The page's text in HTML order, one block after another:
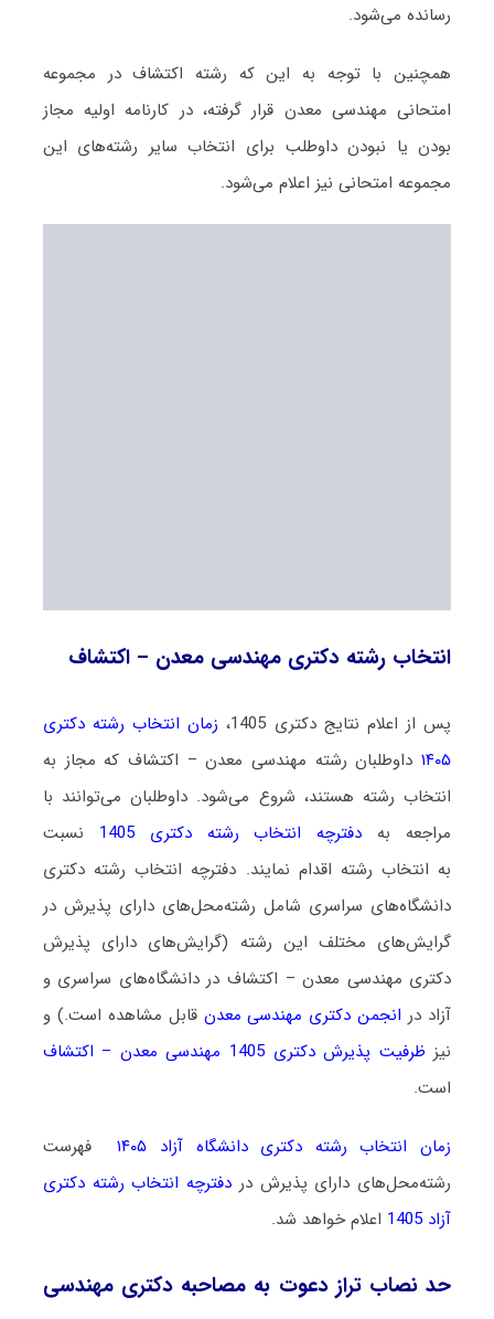
رسانده می‌شود.
همچنین با توجه به این که رشته اکتشاف در مجموعه
امتحانی مهندسی معدن قرار گرفته، در کارنامه اولیه مجاز
بودن یا نبودن داوطلب برای انتخاب سایر رشته‌های این
مجموعه امتحانی نیز اعلام می‌شود.
انتخاب رشته دکتری مهندسی معدن – اکتشاف
پس از اعلام نتایج دکتری 1405،
زمان انتخاب رشته دکتری
۱۴۰۵داوطلبان رشته مهندسی معدن – اکتشاف که مجاز به
انتخاب رشته هستند، شروع می‌شود. داوطلبان می‌توانند با
مراجعه به دفترچه انتخاب رشته دکتری 1405
نسبت
به انتخاب رشته اقدام نمایند. دفترچه انتخاب رشته دکتری
دانشگاه‌های سراسری شامل رشته‌محل‌های دارای پذیرش در
گرایش‌های مختلف این رشته (گرایش‌های دارای پذیرش
دکتری مهندسی معدن – اکتشاف در دانشگاه‌های سراسری و
آزاد در انجمن دکتری مهندسی معدنقابل مشاهده است.) و
نیز ظرفیت پذیرش دکتری 1405 مهندسی معدن – اکتشاف
است.
زمان انتخاب رشته دکتری دانشگاه آزاد ۱۴۰۵
فهرست
رشته‌محل‌های دارای پذیرش در دفترچه انتخاب رشته دکتری
آزاد 1405
اعلام خواهد شد.
حد نصاب تراز دعوت به مصاحبه دکتری مهندسی